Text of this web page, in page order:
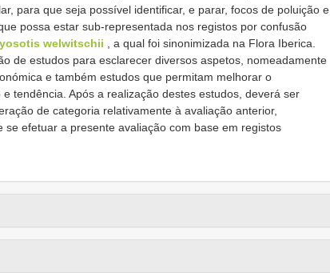
para que seja possível identificar, e parar, focos de poluição e
possa estar sub-representada nos registos por confusão
welwitschii , a qual foi sinonimizada na Flora Iberica.
de estudos para esclarecer diversos aspetos, nomeadamente
e também estudos que permitam melhorar o
tendência. Após a realização destes estudos, deverá ser
de categoria relativamente à avaliação anterior,
se efetuar a presente avaliação com base em registos